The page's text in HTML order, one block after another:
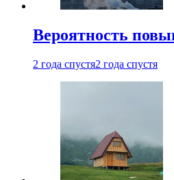
Вероятность
2 года спустя2 года спустя